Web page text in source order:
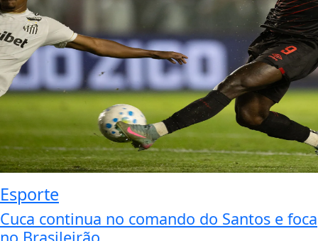
Esporte
Cuca continua no comando do Santos e foca